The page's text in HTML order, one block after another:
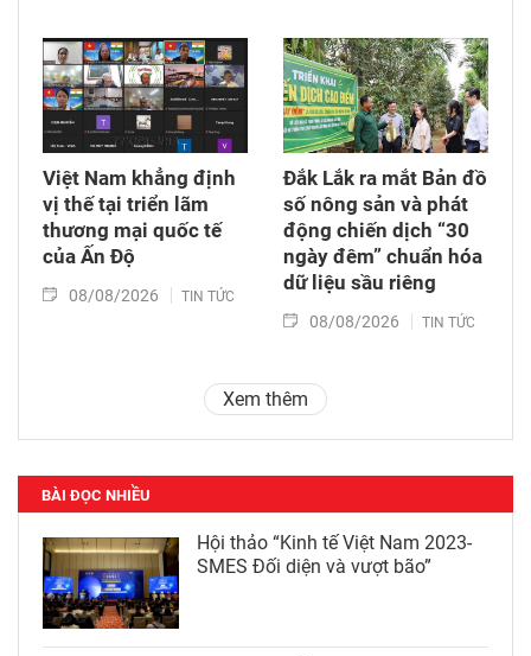
Việt Nam khẳng định
vị thế tại triển lãm
thương mại quốc tế
của Ấn Độ
08/08/2026 TIN TỨC
Đắk Lắk ra mắt Bản đồ
số nông sản và phát
động chiến dịch “30
ngày đêm” chuẩn hóa
dữ liệu sầu riêng
08/08/2026 TIN TỨC
Xem thêm
BÀI ĐỌC NHIỀU
Hội thảo “Kinh tế Việt Nam 2023-
SMES Đối diện và vượt bão”